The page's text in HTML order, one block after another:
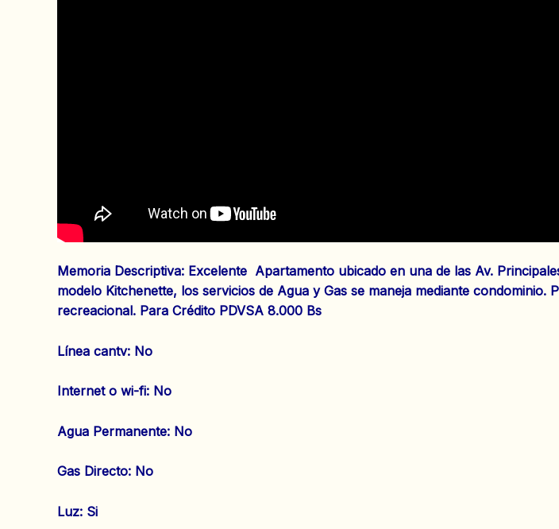
Memoria Descriptiva: Excelente Apartamento ubicado en una de las Av.
modelo Kitchenette, los servicios de Agua y Gas se maneja mediante
recreacional. Para Crédito PDVSA 8.000 Bs
‌Línea cantv: No
Internet o wi-fi: No
‌Agua Permanente: No
‌Gas Directo: No
‌Luz: Si